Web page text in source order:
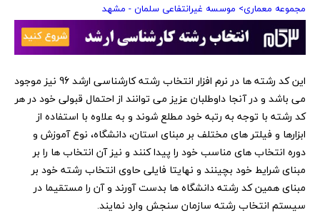
مجموعه معماری> موسسه غیرانتفاعی سلمان - مشهد
‏این کد رشته ها در نرم افزار انتخاب رشته کارشناسی ارشد 96 نیز موجود
می باشد و در آنجا داوطلبان عزیز می توانند از احتمال قبولی خود در هر
کد رشته با توجه به رتبه خود مطلع شوند و به علاوه با استفاده از
ابزارها و فیلتر های مختلف بر مبنای استان، دانشگاه، نوع آموزش و
دوره انتخاب های مناسب خود را پیدا کنند و نیز آن انتخاب ها را بر
مبنای شرایط خود بچینند و نهایتا فایلی حاوی انتخاب رشته خود بر
مبنای همین کد رشته دانشگاه ها بدست آورند و آن را مستقیما در
سیستم انتخاب رشته سازمان سنجش وارد نمایند.